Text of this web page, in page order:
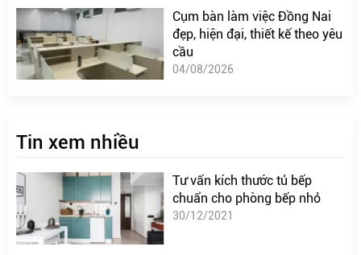
Cụm bàn làm việc Đồng Nai
đẹp, hiện đại, thiết kế theo yêu
cầu
04/08/2026
Tin xem nhiều
Tư vấn kích thước tủ bếp
chuẩn cho phòng bếp nhỏ
30/12/2021